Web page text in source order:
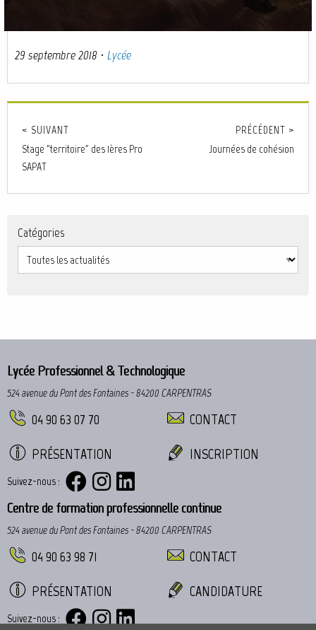
29 septembre 2018 · Lycée
< SUIVANT
Stage "territoire" des 1ères Pro
SAPAT
PRÉCÉDENT >
Journées de cohésion
Catégories
Lycée Professionnel & Technologique
524 avenue du Pont des Fontaines - 84200 CARPENTRAS
04 90 63 07 70 CONTACT
PRÉSENTATION INSCRIPTION
Suivez-nous :
Centre de formation professionnelle continue
524 avenue du Pont des Fontaines - 84200 CARPENTRAS
04 90 63 98 71 CONTACT
PRÉSENTATION CANDIDATURE
Suivez-nous :